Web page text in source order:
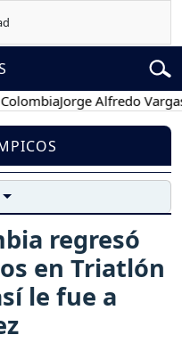
Jorge Alfredo Vargas
regresó
en Triatlón
le fue a